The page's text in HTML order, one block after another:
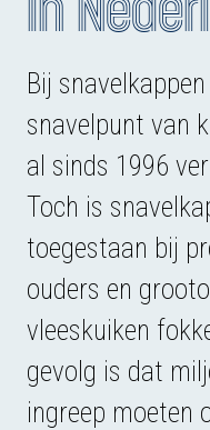
Bij
snavelpunt van
al sinds 1996
Toch is
toegestaan bij
ouders en
vleeskuiken
gevolg is dat
ingreep moeten